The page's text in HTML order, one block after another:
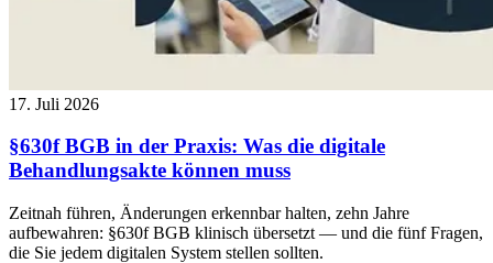
17. Juli 2026
§630f BGB in der Praxis: Was die digitale
Behandlungsakte können muss
Zeitnah führen, Änderungen erkennbar halten, zehn Jahre
aufbewahren: §630f BGB klinisch übersetzt — und die fünf Fragen,
die Sie jedem digitalen System stellen sollten.